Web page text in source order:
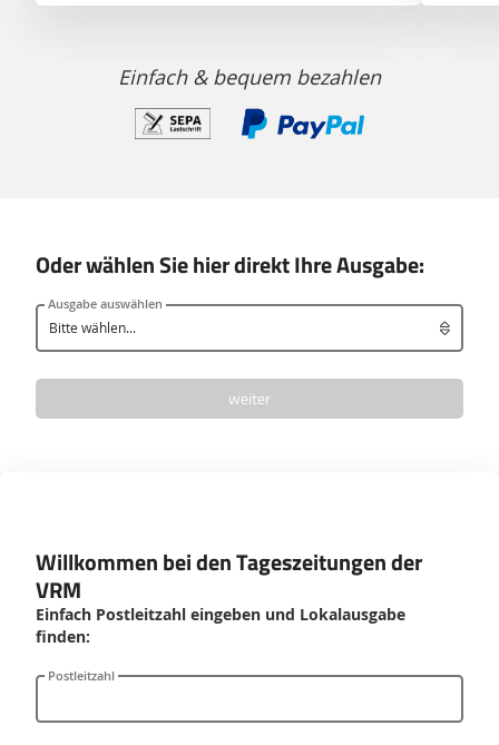
Einfach & bequem bezahlen
Oder wählen Sie hier direkt Ihre Ausgabe:
überspringen
Ausgabe auswählen
weiter
Willkommen bei den Tageszeitungen der
VRM
Einfach Postleitzahl eingeben und Lokalausgabe
finden:
Postleitzahl